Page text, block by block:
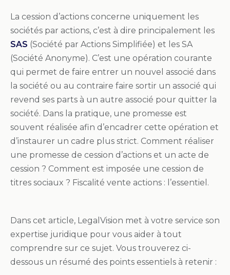
La cession d’actions concerne uniquement les
sociétés par actions, c’est à dire principalement les
SAS (Société par Actions Simplifiée) et les SA
(Société Anonyme). C’est une opération courante
qui permet de faire entrer un nouvel associé dans
la société ou au contraire faire sortir un associé qui
revend ses parts à un autre associé pour quitter la
société. Dans la pratique, une promesse est
souvent réalisée afin d’encadrer cette opération et
d’instaurer un cadre plus strict. Comment réaliser
une promesse de cession d’actions et un acte de
cession ? Comment est imposée une cession de
titres sociaux ? Fiscalité vente actions : l’essentiel.
Dans cet article, LegalVision met à votre service son
expertise juridique pour vous aider à tout
comprendre sur ce sujet. Vous trouverez ci-
dessous un résumé des points essentiels à retenir :